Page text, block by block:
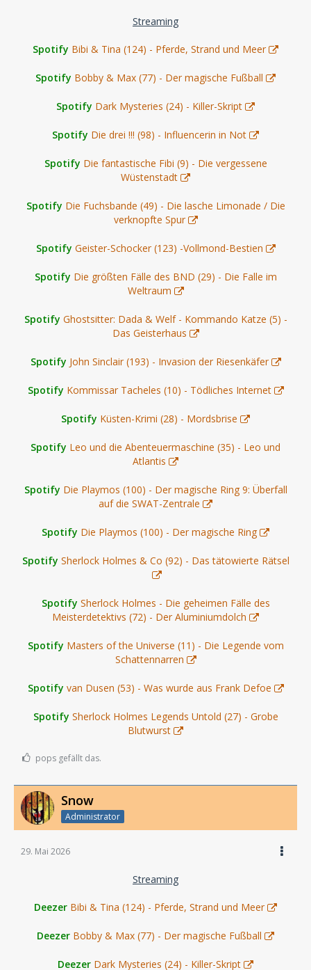
Streaming
Spotify Bibi & Tina (124) - Pferde, Strand und Meer
Spotify Bobby & Max (77) - Der magische Fußball
Spotify Dark Mysteries (24) - Killer-Skript
Spotify Die drei !!! (98) - Influencerin in Not
Spotify Die fantastische Fibi (9) - Die vergessene
Wüstenstadt
Spotify Die Fuchsbande (49) - Die lasche Limonade / Die
verknopfte Spur
Spotify Geister-Schocker (123) -Vollmond-Bestien
Spotify Die größten Fälle des BND (29) - Die Falle im
Weltraum
Spotify Ghostsitter: Dada & Welf - Kommando Katze (5) -
Das Geisterhaus
Spotify John Sinclair (193) - Invasion der Riesenkäfer
Spotify Kommissar Tacheles (10) - Tödliches Internet
Spotify Küsten-Krimi (28) - Mordsbrise
Spotify Leo und die Abenteuermaschine (35) - Leo und
Atlantis
Spotify Die Playmos (100) - Der magische Ring 9: Überfall
auf die SWAT-Zentrale
Spotify Die Playmos (100) - Der magische Ring
Spotify Sherlock Holmes & Co (92) - Das tätowierte Rätsel
Spotify Sherlock Holmes - Die geheimen Fälle des
Meisterdetektivs (72) - Der Aluminiumdolch
Spotify Masters of the Universe (11) - Die Legende vom
Schattennarren
Spotify van Dusen (53) - Was wurde aus Frank Defoe
Spotify Sherlock Holmes Legends Untold (27) - Grobe
Blutwurst
pops gefällt das.
Snow
Administrator
29. Mai 2026
Streaming
Deezer Bibi & Tina (124) - Pferde, Strand und Meer
Deezer Bobby & Max (77) - Der magische Fußball
Deezer Dark Mysteries (24) - Killer-Skript